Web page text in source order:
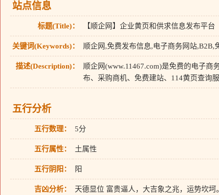
站点信息
标题(Title)： 【顺企网】企业黄页和供求信息发布平台
关键词(Keywords)： 顺企网,免费发布信息,电子商务网站,B2B,
描述(Description)：
顺企网(www.11467.com)是免费的电子商
布、采购商机、免费建站、114黄页查询
五行分析
五行数理： 5分
五行属性： 土属性
五行阴阳： 阳
吉凶分析： 天德显位 富贵逼人，大吉象之兆，运势坎